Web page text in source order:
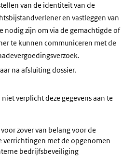
van de identiteit van de
en vastleggen van
nodig zijn om via de gemachtigde of
te kunnen communiceren met de
na afsluiting dossier.
verplicht deze gegevens aan te
zover van belang voor de
verrichtingen met de opgenomen
bedrijfsbeveiliging